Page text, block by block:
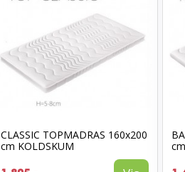
CLASSIC TOPMADRAS 160x200
cm KOLDSKUM